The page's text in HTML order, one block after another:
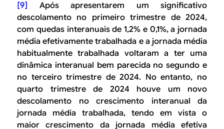
[9] Após apresentarem um significativo
descolamento no primeiro trimestre de 2024,
com quedas interanuais de 1,2% e 0,1%, a jornada
média efetivamente trabalhada e a jornada média
habitualmente trabalhada voltaram a ter uma
dinâmica interanual bem parecida no segundo e
no terceiro trimestre de 2024. No entanto, no
quarto trimestre de 2024 houve um novo
descolamento no crescimento interanual da
jornada média trabalhada, tendo em vista o
maior crescimento da jornada média efetiva